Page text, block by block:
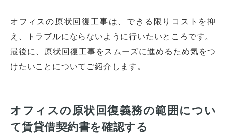
オフィスの原状回復工事は、できる限りコストを抑
え、トラブルにならないように行いたいところです。
最後に、原状回復工事をスムーズに進めるため気をつ
けたいことについてご紹介します。
オフィスの原状回復義務の範囲につい
て賃貸借契約書を確認する